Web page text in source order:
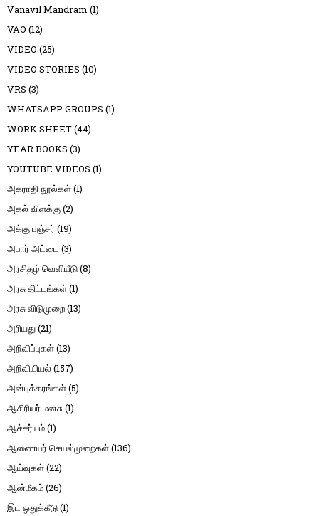
Vanavil Mandram (1)
VAO (12)
VIDEO (25)
VIDEO STORIES (10)
VRS (3)
WHATSAPP GROUPS (1)
WORK SHEET(44)
YEAR BOOKS (3)
YOUTUBE VIDEOS (1)
அகராதி நூல்கள்(1)
அகல் விளக்கு(2)
அக்கு பஞ்சர் (19)
அபார் அட்டை (3)
அரசிதழ் வெளியீடு(8)
அரசு திட்டங்கள்(1)
அரசு விடுமுறை(13)
அரியது(21)
அறிவிப்புகள்(13)
அறிவியியல் (157)
அன்புக்கரங்கள்(5)
ஆசிரியர் மனசு(1)
ஆச்சர்யம்(1)
ஆணையர் செயல்முறைகள்(136)
ஆய்வுகள்(22)
ஆன்மீகம்(26)
இட ஒதுக்கீடு(1)